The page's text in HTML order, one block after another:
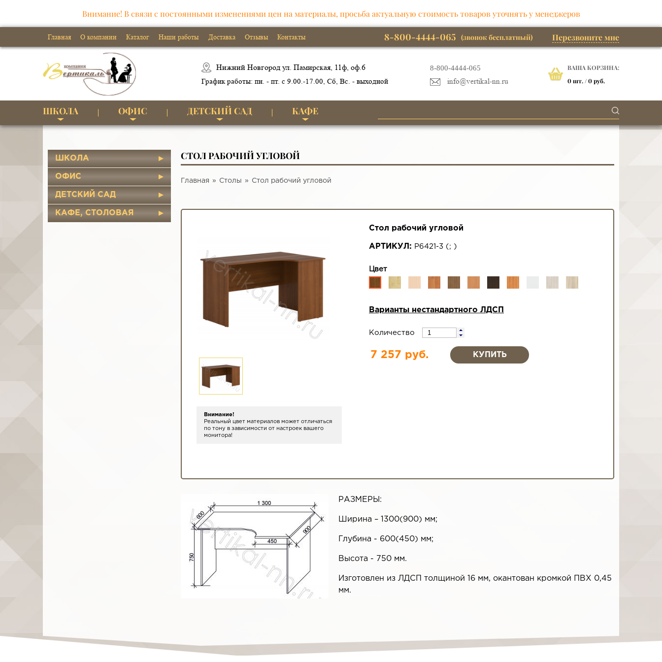
Внимание! В связи с постоянными изменениями цен на материалы, просьба актуальную стоимость товаров уточнять у менеджеров
Главная О компании Каталог Наши работы Доставка Отзывы Контакты 8-800-4444-065 (звонок бесплатный) Перезвоните мне
Нижний Новгород ул. Памирская, 11ф, оф.6
График работы: пн. - пт. с 9.00.-17.00, Сб, Вс. - выходной
8-800-4444-065
info@vertikal-nn.ru
ВАША КОРЗИНА:
0шт. /0 руб.
ШКОЛА ОФИС ДЕТСКИЙ САД КАФЕ
ШКОЛА
ОФИС
ДЕТСКИЙ САД
КАФЕ, СТОЛОВАЯ
СТОЛ РАБОЧИЙ УГЛОВОЙ
Главная Столы Стол рабочий угловой
Внимание!
Реальный цвет материалов может отличаться
по тону в зависимости от настроек вашего
монитора!
Стол рабочий угловой
АРТИКУЛ: Р6421-3 ( ; )
Цвет
Варианты нестандартного ЛДСП
Количество
7 257 руб.
РАЗМЕРЫ:
Ширина – 1300(900) мм;
Глубина - 600(450) мм;
Высота - 750 мм.
Изготовлен из ЛДСП толщиной 16 мм, окантован кромкой ПВХ 0,45
мм.